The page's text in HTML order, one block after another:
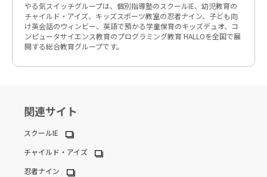
やる気スイッチグループは、個別指導塾のスクールIE、幼児教育の
チャイルド・アイズ、キッズスポーツ教室の忍者ナイン、子ども向
け英会話のウィンビー、英語で預かる学童保育のキッズデュオ、コ
ンピュータサイエンス教育のプログラミング教育 HALLOを全国で展
開する総合教育グループです。
関連サイト
スクールIE
チャイルド・アイズ
忍者ナイン